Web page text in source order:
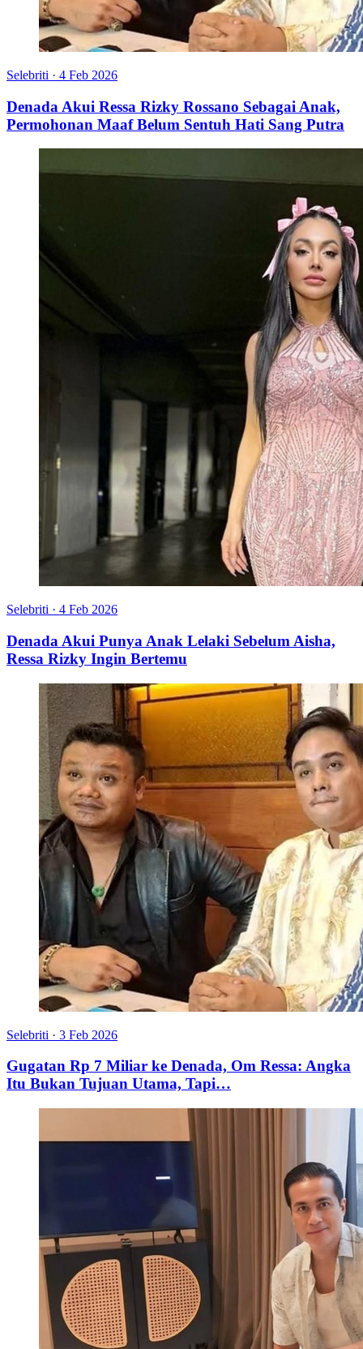
Selebriti · 4 Feb 2026
Denada Akui Ressa Rizky Rossano Sebagai Anak,
Permohonan Maaf Belum Sentuh Hati Sang Putra
Selebriti · 4 Feb 2026
Denada Akui Punya Anak Lelaki Sebelum Aisha,
Ressa Rizky Ingin Bertemu
Selebriti · 3 Feb 2026
Gugatan Rp 7 Miliar ke Denada, Om Ressa: Angka
Itu Bukan Tujuan Utama, Tapi…